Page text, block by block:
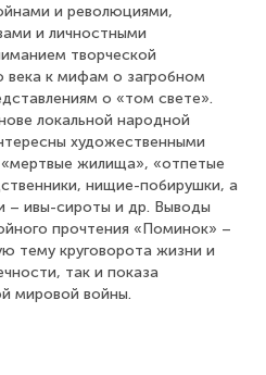
и революциями,
и личностными
творческой
века к мифам о загробном
о «том свете».
локальной народной
художественными
жилища», «отпетые
нищие-побирушки, а
– ивы-сироты и др. Выводы
прочтения «Поминок» –
тему круговорота жизни и
так и показа
мировой войны.